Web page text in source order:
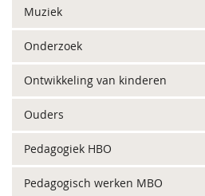
Muziek
Onderzoek
Ontwikkeling van kinderen
Ouders
Pedagogiek HBO
Pedagogisch werken MBO